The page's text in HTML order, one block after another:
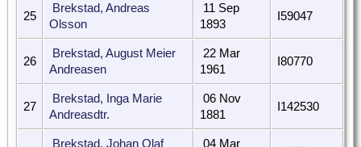
25
Brekstad, Andreas
Olsson
11 Sep
1893
I59047
26
Brekstad, August Meier
Andreasen
22 Mar
1961
I80770
27
Brekstad, Inga Marie
Andreasdtr.
06 Nov
1881
I142530
Brekstad, Johan Olaf
04 Mar